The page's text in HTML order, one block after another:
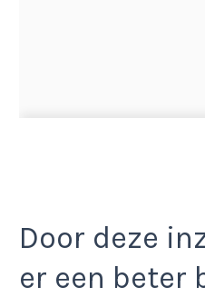
Door deze
er een beter